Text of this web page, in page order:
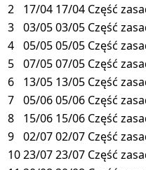
2
17/04 17/04 Część
3 03/0503/05 Część
4 05/0505/05 Część
5 07/0507/05 Część
6
13/05 13/05 Część
7 05/0605/06 Część
8
15/06 15/06 Część
9 02/0702/07 Część
1023/0723/07 Część